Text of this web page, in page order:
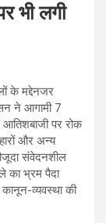
भी लगी
के मद्देनजर
ने आगामी 7
पर रोक
और अन्य
संवेदनशील
का भ्रम पैदा
व्यवस्था की